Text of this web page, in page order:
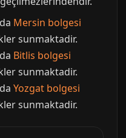
Mersin bolgesi
sunmaktadir.
Bitlis bolgesi
sunmaktadir.
Yozgat bolgesi
sunmaktadir.